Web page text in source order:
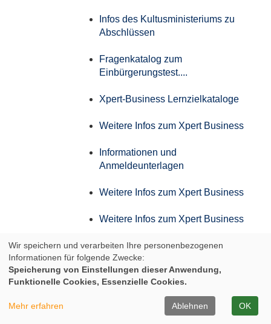
Infos des Kultusministeriums zu
Abschlüssen
Fragenkatalog zum
Einbürgerungstest....
Xpert-Business Lernzielkataloge
Weitere Infos zum Xpert Business
Informationen und
Anmeldeunterlagen
Weitere Infos zum Xpert Business
Weitere Infos zum Xpert Business
Weitere Infos zum Xpert Business
Weitere Infos zum Xpert Business
Infos zum Aufstiegs-BAföG
Wir speichern und verarbeiten Ihre personenbezogenen
Informationen für folgende Zwecke:
Speicherung von Einstellungen dieser Anwendung,
Funktionelle Cookies, Essenzielle Cookies.
Mehr erfahren Ablehnen OK